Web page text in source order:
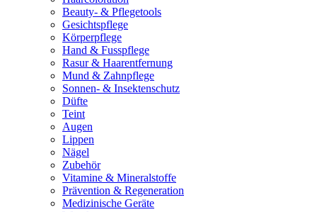
Beauty- & Pflegetools
Gesichtspflege
Körperpflege
Hand & Fusspflege
Rasur & Haarentfernung
Mund & Zahnpflege
Sonnen- & Insektenschutz
Düfte
Teint
Augen
Lippen
Nägel
Zubehör
Vitamine & Mineralstoffe
Prävention & Regeneration
Medizinische Geräte